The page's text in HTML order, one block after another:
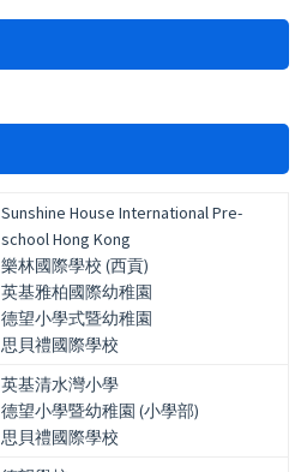
Sunshine House International Pre-
school Hong Kong
樂林國際學校 (西貢)
英基雅柏國際幼稚園
德望小學式暨幼稚園
思貝禮國際學校
英基清水灣小學
德望小學暨幼稚園 (小學部)
思貝禮國際學校